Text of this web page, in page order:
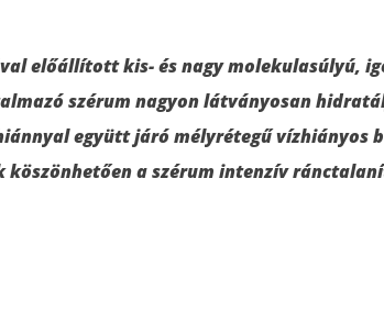
előállított kis- és nagy molekulasúlyú,
szérum nagyon látványosan
együtt járó mélyrétegű vízhiányos
köszönhetően a szérum intenzív